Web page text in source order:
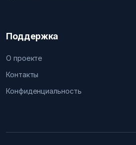
Поддержка
О проекте
Контакты
Конфиденциальность